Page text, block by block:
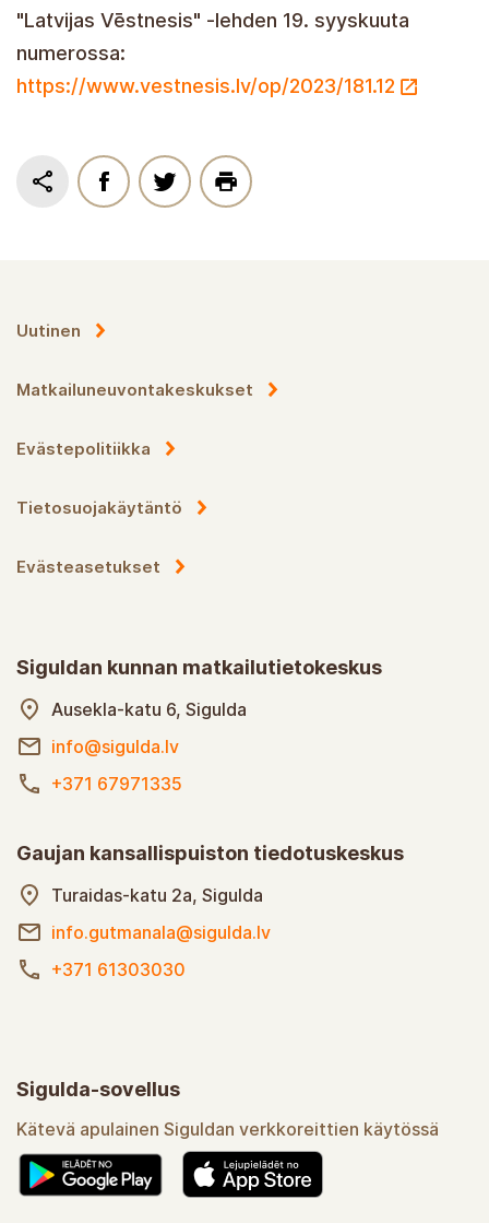
"Latvijas Vēstnesis" -lehden 19. syyskuuta
numerossa:
https://www.vestnesis.lv/op/2023/181.12
Uutinen
Matkailuneuvontakeskukset
Evästepolitiikka
Tietosuojakäytäntö
Evästeasetukset
Siguldan kunnan matkailutietokeskus
Ausekla-katu 6, Sigulda
info@sigulda.lv
+371 67971335
Gaujan kansallispuiston tiedotuskeskus
Turaidas-katu 2a, Sigulda
info.gutmanala@sigulda.lv
+371 61303030
Sigulda-sovellus
Kätevä apulainen Siguldan verkkoreittien käytössä